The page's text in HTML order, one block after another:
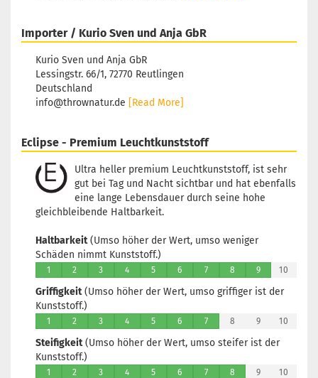
Rand:Bläulich
Lagerbestand:
Lieferzeit:2 - 3 Arbeitstage
Farbton:Grün leuchtend
Lagerbestand:1
Lieferzeit:2 - 3 Arbeitstage
Gewicht:168g
Farbton:Grün leuchtend
Rand:Lila/Violett
Lagerbestand:1
23,90 €
Importer / Kurio Sven und Anja GbR
Kurio Sven und Anja GbR
Lessingstr. 66/1, 72770 Reutlingen
Deutschland
info@thrownatur.de [Read More]
Eclipse - Premium Leuchtkunststoff
Ultra heller premium Leuchtkunststoff, ist sehr
gut bei Tag und Nacht sichtbar und hat ebenfalls
eine lange Lebensdauer durch seine hohe
gleichbleibende Haltbarkeit.
Haltbarkeit(Umso höher der Wert, umso weniger
Schäden nimmt Kunststoff.)
1 2 3 4 5 6 7 8 9 10
Griffigkeit(Umso höher der Wert, umso griffiger ist der
Kunststoff.)
1 2 3 4 5 6 7 8 9 10
Steifigkeit(Umso höher der Wert, umso steifer ist der
Kunststoff.)
1 2 3 4 5 6 7 8 9 10